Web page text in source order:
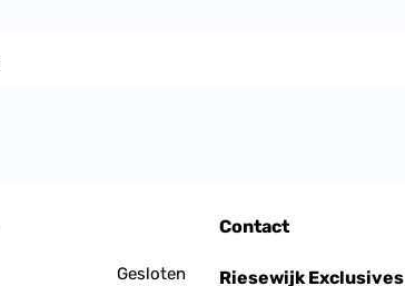
Gesloten
Contact
Riesewijk Exclusives